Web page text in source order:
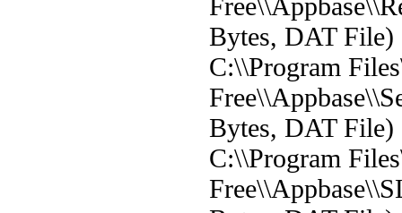
Bytes, DAT File)
C:\\Program
Bytes, DAT File)
C:\\Program